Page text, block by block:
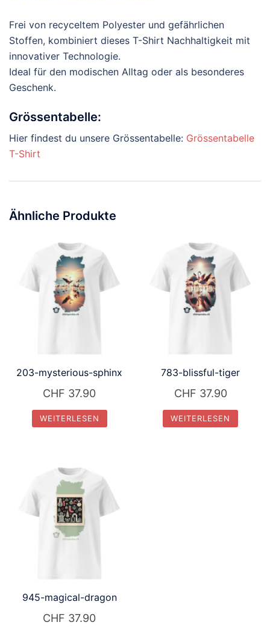
Frei von recyceltem Polyester und gefährlichen
Stoffen, kombiniert dieses T-Shirt Nachhaltigkeit mit
innovativer Technologie.
Ideal für den modischen Alltag oder als besonderes
Geschenk.
Grössentabelle:
Hier findest du unsere Grössentabelle: Grössentabelle
T-Shirt
Ähnliche Produkte
203-mysterious-sphinx
CHF 37.90
WEITERLESEN
783-blissful-tiger
CHF 37.90
WEITERLESEN
945-magical-dragon
CHF 37.90